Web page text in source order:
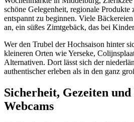
schöne Gelegenheit, regionale Produkte
entspannt zu beginnen. Viele
an, ein süßes Zimtgebäck, das bei
Wer den Trubel der Hochsaison hinter
kleineren Orten wie Yerseke,
Alternativen. Dort lässt sich der
authentischer erleben als in den ganz
Sicherheit, Gezeiten
Webcams